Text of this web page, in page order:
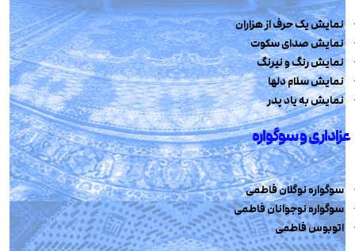
نمایش یک حرف از هزاران
نمایش صدای سکوت
نمایش رنگ و نیرنگ
نمایش سلام دلها
نمایش به یاد پدر
عزاداری و سوگواره
سوگواره نوگلان فاطمی
سوگواره نوجوانان فاطمی
اتوبوس فاطمی